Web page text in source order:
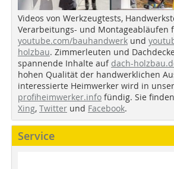
Videos von Werkzeugtests,
Verarbeitungs- und Montageabläufen
youtube.com/bauhandwerk und
holzbau. Zimmerleuten und
spannende Inhalte auf dach-
hohen Qualität der handwerklichen
interessierte Heimwerker wird in
profiheimwerker.info fündig. Sie
Xing, Twitter und Facebook.
Service